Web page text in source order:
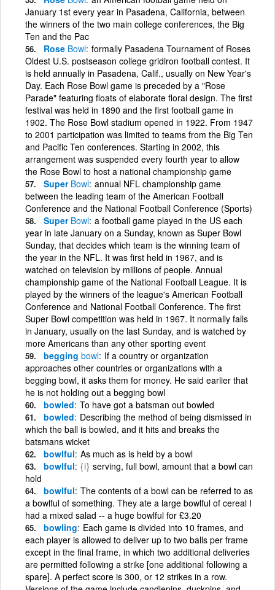
January 1st every year in Pasadena, California, between
the winners of the two main college conferences, the Big
Ten and the Pac
Rose Bowl formally Pasadena Tournament of Roses
Oldest U.S. postseason college gridiron football contest. It
is held annually in Pasadena, Calif., usually on New Year's
Day. Each Rose Bowl game is preceded by a "Rose
Parade" featuring floats of elaborate floral design. The first
festival was held in 1890 and the first football game in
1902. The Rose Bowl stadium opened in 1922. From 1947
to 2001 participation was limited to teams from the Big Ten
and Pacific Ten conferences. Starting in 2002, this
arrangement was suspended every fourth year to allow
the Rose Bowl to host a national championship game
Super Bowl annual NFL championship game
between the leading team of the American Football
Conference and the National Football Conference (Sports)
Super Bowl a football game played in the US each
year in late January on a Sunday, known as Super Bowl
Sunday, that decides which team is the winning team of
the year in the NFL. It was first held in 1967, and is
watched on television by millions of people. Annual
championship game of the National Football League. It is
played by the winners of the league's American Football
Conference and National Football Conference. The first
Super Bowl competition was held in 1967. It normally falls
in January, usually on the last Sunday, and is watched by
more Americans than any other sporting event
begging bowl If a country or organization
approaches other countries or organizations with a
begging bowl, it asks them for money. He said earlier that
he is not holding out a begging bowl
bowled To have got a batsman out bowled
bowled Describing the method of being dismissed in
which the ball is bowled, and it hits and breaks the
batsmans wicket
bowlful As much as is held by a bowl
bowlful {i} serving, full bowl, amount that a bowl can
hold
bowlful The contents of a bowl can be referred to as
a bowlful of something. They ate a large bowlful of cereal I
had a mixed salad -- a huge bowlful for £3.20
bowling Each game is divided into 10 frames, and
each player is allowed to deliver up to two balls per frame
except in the final frame, in which two additional deliveries
are permitted following a strike [one additional following a
spare]. A perfect score is 300, or 12 strikes in a row.